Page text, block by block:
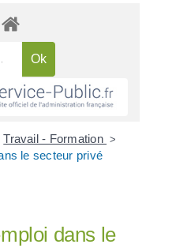
Travail - Formation >
le secteur privé
dans le